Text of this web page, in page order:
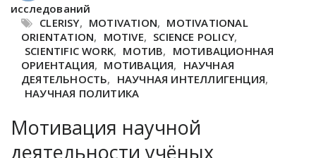
исследований
CLERISY, MOTIVATION, MOTIVATIONAL
ORIENTATION, MOTIVE, SCIENCE POLICY,
SCIENTIFIC WORK, МОТИВ, МОТИВАЦИОННАЯ
ОРИЕНТАЦИЯ, МОТИВАЦИЯ, НАУЧНАЯ
ДЕЯТЕЛЬНОСТЬ, НАУЧНАЯ ИНТЕЛЛИГЕНЦИЯ,
НАУЧНАЯ ПОЛИТИКА
Мотивация научной
деятельности учёных